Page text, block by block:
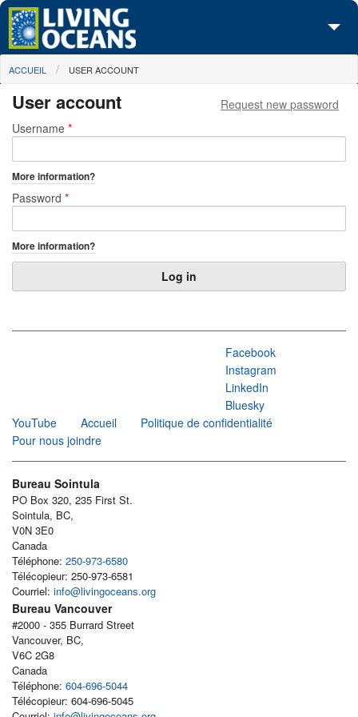
Skip to main content
À propos de nous
Nos campagnes
Les Cartes
You are here
ACCUEIL USER ACCOUNT
User account
Primary tabs
Request new password
Username *
More information?
Password *
More information?
Facebook
Instagram
LinkedIn
Bluesky
YouTube
Accueil
Politique de confidentialité
Pour nous joindre
Bureau Sointula
PO Box 320, 235 First St.
Sointula, BC,
V0N 3E0
Canada
Téléphone: 250-973-6580
Télécopieur: 250-973-6581
Courriel: info@livingoceans.org
Bureau Vancouver
#2000 - 355 Burrard Street
Vancouver, BC,
V6C 2G8
Canada
Téléphone: 604-696-5044
Télécopieur: 604-696-5045